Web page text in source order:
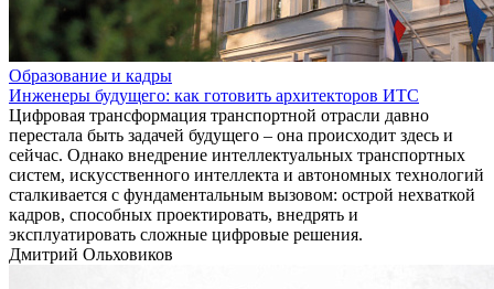
Образование и кадры
Инженеры будущего: как готовить архитекторов ИТС
Цифровая трансформация транспортной отрасли давно
перестала быть задачей будущего – она происходит здесь и
сейчас. Однако внедрение интеллектуальных транспортных
систем, искусственного интеллекта и автономных технологий
сталкивается с фундаментальным вызовом: острой нехваткой
кадров, способных проектировать, внедрять и
эксплуатировать сложные цифровые решения.
Дмитрий Ольховиков